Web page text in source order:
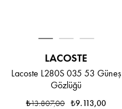
LACOSTE
Lacoste L280S 035 53 Güneş
Gözlüğü
₺9.113,00
₺13.807,00